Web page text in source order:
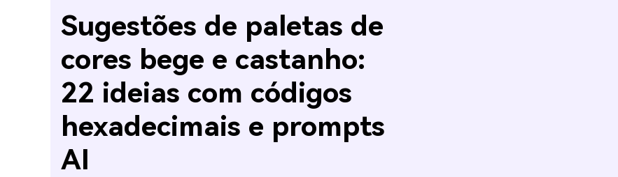
Sugestões de paletas de
cores bege e castanho:
22 ideias com códigos
hexadecimais e prompts
AI